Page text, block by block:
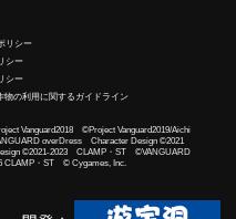
リシー
シー
シー
物の利用に関するガイドライン
Vanguard2018 ©Project Vanguard2019/Aichi
overDress Character Design ©2021
©2021-2023 CLAMP・ST ©VANGUARD
CLAMP・ST © Cygames, Inc.